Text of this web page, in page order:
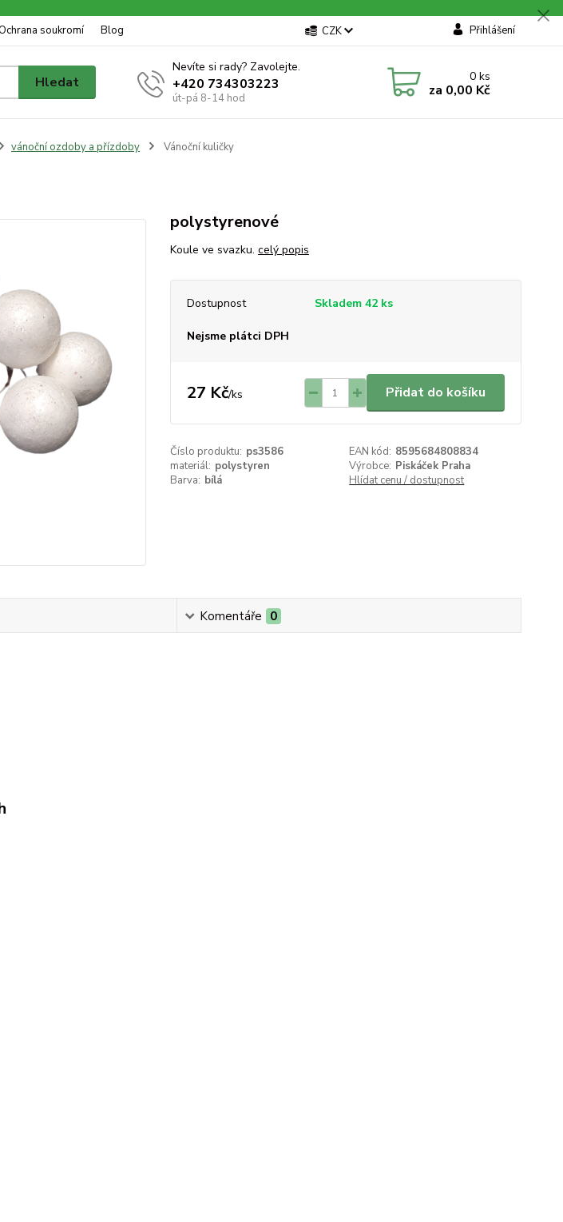
soukromí Blog CZK Přihlášení
Hledat
Nevíte si rady? Zavolejte.
+420 734303223
út-pá 8-14 hod
0ks
za 0,00 Kč
vánoční ozdoby a přízdoby Vánoční kuličky
polystyrenové
Koule ve svazku. celý popis
Dostupnost Skladem 42 ks
Nejsme plátci DPH
27 Kč/ks Přidat do košíku
Číslo produktu: ps3586 EAN kód: 8595684808834
materiál: polystyren Výrobce: Piskáček Praha
Barva: bílá Hlídat cenu / dostupnost
Komentáře 0